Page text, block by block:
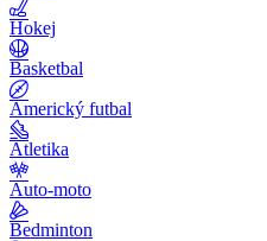
Hokej
Basketbal
Americký futbal
Atletika
Auto-moto
Bedminton